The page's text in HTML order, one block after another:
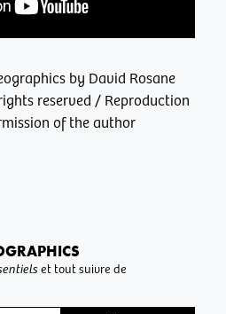
by David Rosane
reserved / Reproduction
of the author
et tout suivre de